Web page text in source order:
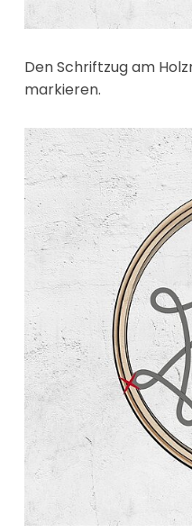
Den Schriftzug am
markieren.